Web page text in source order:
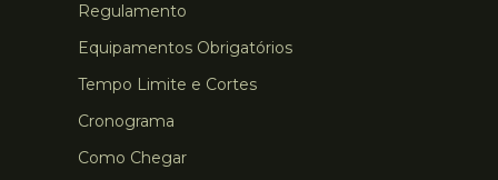
Regulamento
Equipamentos Obrigatórios
Tempo Limite e Cortes
Cronograma
Como Chegar